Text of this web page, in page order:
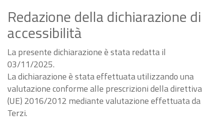
Redazione della dichiarazione di
accessibilità
La presente dichiarazione è stata redatta il
03/11/2025.
La dichiarazione è stata effettuata utilizzando una
valutazione conforme alle prescrizioni della direttiva
(UE) 2016/2012 mediante valutazione effettuata da
Terzi.